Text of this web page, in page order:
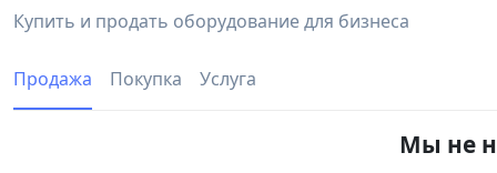
Купить и продать оборудование для бизнеса
Продажа Покупка Услуга
Мы не